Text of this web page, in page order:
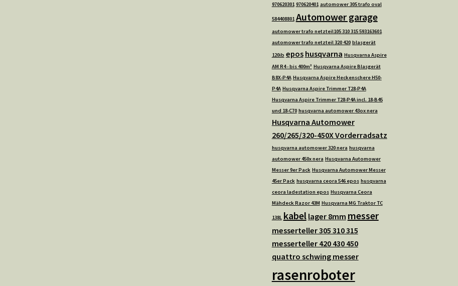
970620301 970620401 automower 305 trafo oval
584408801 Automower garage
automower trafo netzteil105 310 315 593163601
automower trafo netzteil 320 420 blasgerät
120ib epos husqvarna Husqvarna Aspire
AM R4 - bis 400m² Husqvarna Aspire Blasgerät
B8X-P4A Husqvarna Aspire Heckenschere H50-
P4A Husqvarna Aspire Trimmer T28-P4A
Husqvarna Aspire Trimmer T28-P4A incl. 18-B45
und 18-C70 husqvarna automower 43ox nera
Husqvarna Automower
260/265/320-450X Vorderradsatz
husqvarna automower 320 nera husqvarna
automower 450x nera Husqvarna Automower
Messer 9er Pack Husqvarna Automower Messer
45er Pack husqvarna ceora 546 epos husqvarna
ceora ladestation epos Husqvarna Ceora
Mähdeck Razor 43M Husqvarna MG Traktor TC
138L kabel lager 8mm messer
messerteller 305 310 315
messerteller 420 430 450
quattro schwing messer
rasenroboter